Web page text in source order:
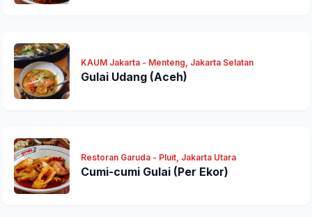
KAUM Jakarta - Menteng, Jakarta Selatan
Gulai Udang (Aceh)
Restoran Garuda - Pluit, Jakarta Utara
Cumi-cumi Gulai (Per Ekor)